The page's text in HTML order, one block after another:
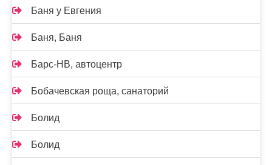
Баня у Евгения
Баня, Баня
Барс-НВ, автоцентр
Бобачевская роща, санаторий
Болид
Болид